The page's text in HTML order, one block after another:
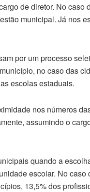
de diretor. No caso
municipal. Já nos
por um processo
no caso das
escolas estaduais.
nos números
assumindo o
quando a
escolar. No caso
13,5% dos